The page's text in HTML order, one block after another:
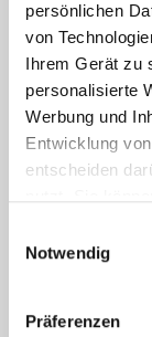
persönlichen
von
Ihrem Gerät zu
personalisierte
Werbung und
Entwicklung
entscheiden
Trigger Symbol
Notwendig
Präferenzen